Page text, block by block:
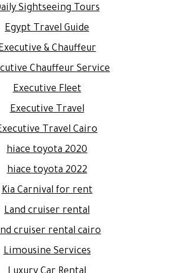
Sightseeing Tours
Egypt Travel Guide
& Chauffeur
Chauffeur Service
Executive Fleet
Executive Travel
Travel Cairo
hiace toyota 2020
hiace toyota 2022
Kia Carnival for rent
Land cruiser rental
cruiser rental cairo
Limousine Services